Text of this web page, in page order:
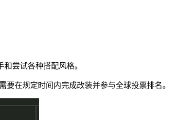
尝试各种搭配风格。
要在规定时间内完成改装并参与全球投票排名。